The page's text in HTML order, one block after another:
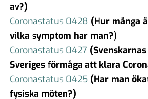
av?)
Coronastatus 0428 (Hur många
vilka symptom har man?)
Coronastatus 0427
Sveriges förmåga att klara
Coronastatus 0425 (Har man
fysiska möten?)